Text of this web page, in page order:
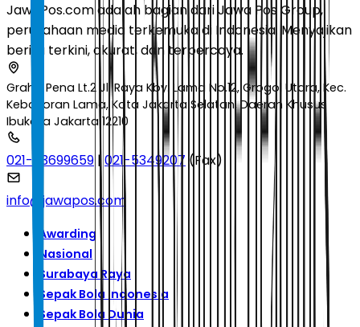
JawaPos.com adalah bagian dari Jawa Pos Group,
perusahaan media terkemuka di Indonesia. Menyajikan
berita terkini, akurat, dan terpercaya.
Graha Pena Lt.2 Jl. Raya Kby. Lama No.12, Grogol Utara, Kec.
Kebayoran Lama, Kota Jakarta Selatan, Daerah Khusus
Ibukota Jakarta 12210
021-53699659 |021-5349207 (Fax)
info@jawapos.com
Awarding
Nasional
Surabaya Raya
Sepak Bola Indonesia
Sepak Bola Dunia